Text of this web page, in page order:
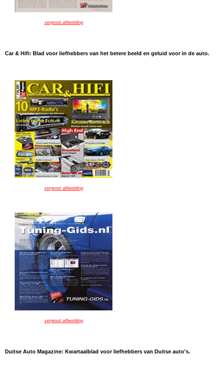
vergroot afbeelding
Car & Hifi: Blad voor liefhebbers van het betere beeld en geluid voor in de auto.
vergroot afbeelding
vergroot afbeelding
Duitse Auto Magazine: Kwartaalblad voor liefhebbers van Duitse auto's.